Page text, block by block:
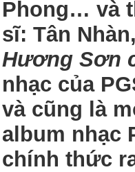
Phong… và
sĩ: Tân
Hương Sơn
nhạc của
và cũng là
album nhạc
chính thức